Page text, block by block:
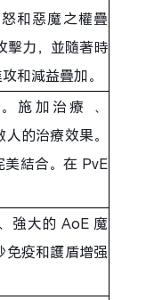
和惡魔之權疊
擊力，並隨著時
和減益疊加。
施加治療 、
的治療效果。
美結合。在 PvE
強大的 AoE 魔
免疫和護盾增强